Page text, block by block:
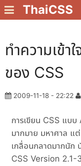
ThaiCSS
ทำความเข้
ของ CSS
2009-11-18 - 22:22
การเขียน CSS แบ
มากมาย มหาศาล แ
เกลื่อนกลาดมากนัก
CSS Version 2.1-